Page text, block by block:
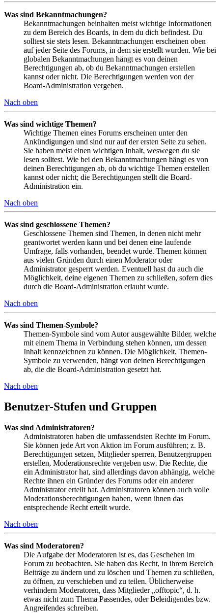
Was sind Bekanntmachungen?
Bekanntmachungen beinhalten meist wichtige Informationen
zu dem Bereich des Boards, in dem du dich befindest. Du
solltest sie stets lesen. Bekanntmachungen erscheinen oben
auf jeder Seite des Forums, in dem sie erstellt wurden. Wie bei
globalen Bekanntmachungen hängt es von deinen
Berechtigungen ab, ob du Bekanntmachungen erstellen
kannst oder nicht. Die Berechtigungen werden von der
Board-Administration vergeben.
Nach oben
Was sind wichtige Themen?
Wichtige Themen eines Forums erscheinen unter den
Ankündigungen und sind nur auf der ersten Seite zu sehen.
Sie haben meist einen wichtigen Inhalt, weswegen du sie
lesen solltest. Wie bei den Bekanntmachungen hängt es von
deinen Berechtigungen ab, ob du wichtige Themen erstellen
kannst oder nicht; die Berechtigungen stellt die Board-
Administration ein.
Nach oben
Was sind geschlossene Themen?
Geschlossene Themen sind Themen, in denen nicht mehr
geantwortet werden kann und bei denen eine laufende
Umfrage, falls vorhanden, beendet wurde. Themen können
aus vielen Gründen durch einen Moderator oder
Administrator gesperrt werden. Eventuell hast du auch die
Möglichkeit, deine eigenen Themen zu schließen, sofern dies
durch die Board-Administration erlaubt wurde.
Nach oben
Was sind Themen-Symbole?
Themen-Symbole sind vom Autor ausgewählte Bilder, welche
mit einem Thema in Verbindung stehen können, um dessen
Inhalt kennzeichnen zu können. Die Möglichkeit, Themen-
Symbole zu verwenden, hängt von deinen Berechtigungen
ab, die die Board-Administration gesetzt hat.
Nach oben
Benutzer-Stufen und Gruppen
Was sind Administratoren?
Administratoren haben die umfassendsten Rechte im Forum.
Sie können jede Art von Aktion im Forum ausführen; z. B.
Berechtigungen setzen, Mitglieder sperren, Benutzergruppen
erstellen, Moderationsrechte vergeben usw. Die Rechte, die
ein Administrator hat, sind allerdings davon abhängig, welche
Rechte ihnen ein Gründer des Forums oder ein anderer
Administrator erteilt hat. Administratoren können auch volle
Moderationsberechtigungen haben, wenn ihnen das
entsprechende Recht erteilt wurde.
Nach oben
Was sind Moderatoren?
Die Aufgabe der Moderatoren ist es, das Geschehen im
Forum zu beobachten. Sie haben das Recht, in ihrem Bereich
Beiträge zu ändern und zu löschen und Themen zu schließen,
zu öffnen, zu verschieben und zu teilen. Üblicherweise
verhindern Moderatoren, dass Mitglieder „offtopic“, d. h.
etwas nicht zum Thema Passendes, oder Beleidigendes bzw.
Angreifendes schreiben.